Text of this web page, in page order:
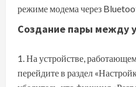
режиме модема через
Создание пары между
На устройстве,
перейдите в раздел